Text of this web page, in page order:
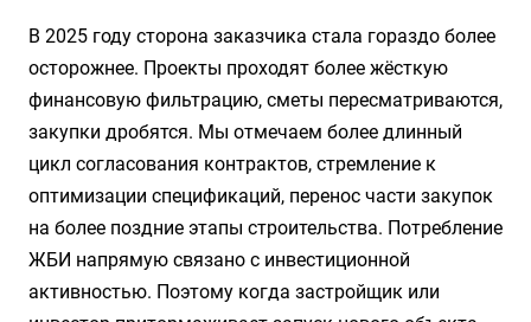
В 2025 году сторона заказчика стала гораздо более
осторожнее. Проекты проходят более жёсткую
финансовую фильтрацию, сметы пересматриваются,
закупки дробятся. Мы отмечаем более длинный
цикл согласования контрактов, стремление к
оптимизации спецификаций, перенос части закупок
на более поздние этапы строительства. Потребление
ЖБИ напрямую связано с инвестиционной
активностью. Поэтому когда застройщик или